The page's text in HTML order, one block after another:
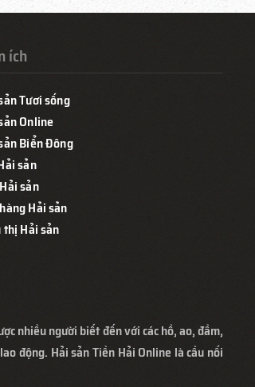
ích
Tươi sống
Online
Biển Đông
sản
sản
Hải sản
thị Hải sản
nhiều người biết đến với các hồ, ao, đầm,
động. Hải sản Tiền Hải Online là cầu nối